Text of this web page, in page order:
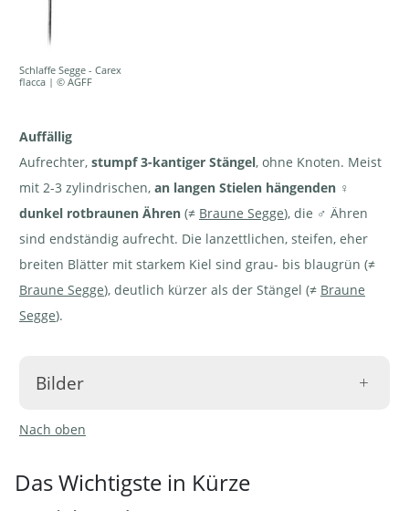
Schlaffe Segge - Carex
flacca | © AGFF
Auffällig
Aufrechter, stumpf 3-kantiger Stängel, ohne Knoten. Meist
mit 2-3 zylindrischen, an langen Stielen hängenden ♀
dunkel rotbraunen Ähren (≠ Braune Segge), die ♂ Ähren
sind endständig aufrecht. Die lanzettlichen, steifen, eher
breiten Blätter mit starkem Kiel sind grau- bis blaugrün (≠
Braune Segge), deutlich kürzer als der Stängel (≠ Braune
Segge).
Bilder
Nach oben
Das Wichtigste in Kürze